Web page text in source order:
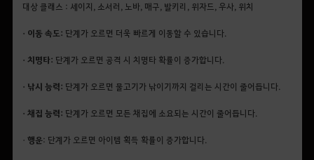
대상 클래스 : 세이지, 소서러, 노바, 매구, 발키리, 위자드, 우사, 위치
• 이동 속도: 단계가 오르면 더욱 빠르게 이동할 수 있습니다.
• 치명타: 단계가 오르면 공격 시 치명타 확률이 증가합니다.
• 낚시 능력: 단계가 오르면 물고기가 낚이기까지 걸리는 시간이 줄어듭니다.
• 채집 능력: 단계가 오르면 모든 채집에 소요되는 시간이 줄어듭니다.
• 행운: 단계가 오르면 아이템 획득 확률이 증가합니다.